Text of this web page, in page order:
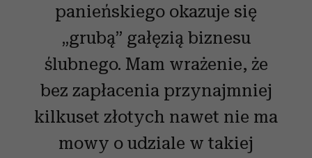
panieńskiego okazuje się
„grubą” gałęzią biznesu
ślubnego. Mam wrażenie, że
bez zapłacenia przynajmniej
kilkuset złotych nawet nie ma
mowy o udziale w takiej